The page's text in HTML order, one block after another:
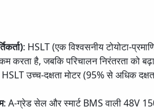
: HSLT (एक विश्वसनीय टोयोटा-
करता है, जबकि परिचालन निरंतरता को
उच्च-दक्षता मोटर (95% से अधिक
: A-ग्रेड सेल और स्मार्ट BMS वाली 48V